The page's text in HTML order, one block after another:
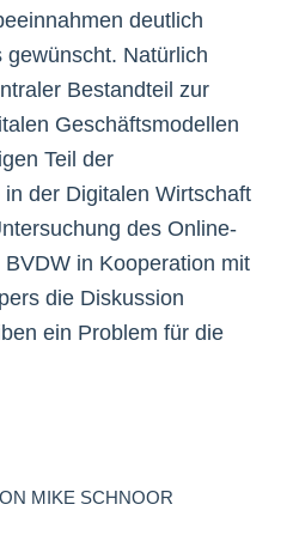
deutlich
Natürlich
Bestandteil zur
Geschäftsmodellen
Teil der
der Digitalen Wirtschaft
des Online-
in Kooperation mit
die Diskussion
ein Problem für die
MIKE SCHNOOR